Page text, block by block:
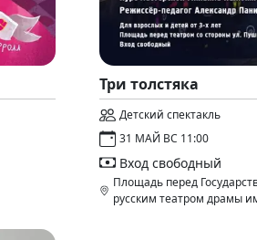
Три толстяка
Детский спектакль
31 МАЙ ВС 11:00
Вход свободный
Площадь перед
русским театром драмы